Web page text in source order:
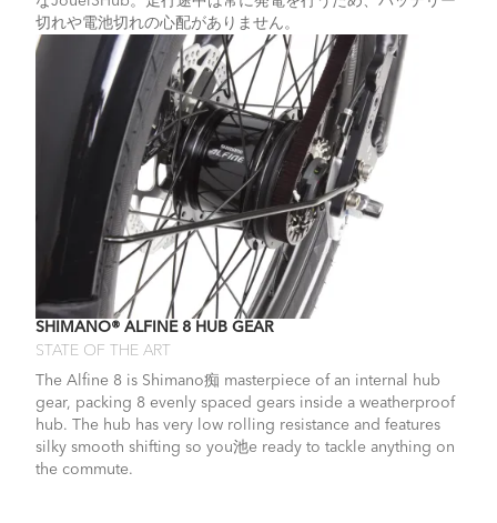
切れや電池切れの心配がありません。
SHIMANO® ALFINE 8 HUB GEAR
STATE OF THE ART
The Alfine 8 is Shimano痴 masterpiece of an internal hub
gear, packing 8 evenly spaced gears inside a weatherproof
hub. The hub has very low rolling resistance and features
silky smooth shifting so you池e ready to tackle anything on
the commute.